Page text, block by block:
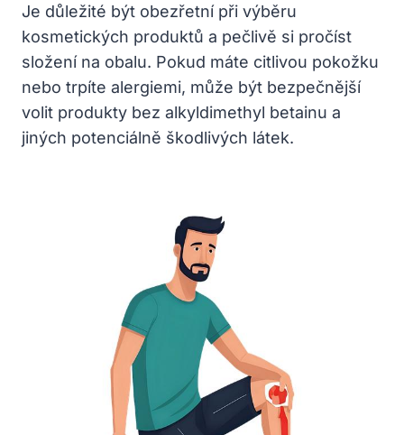
Je důležité být obezřetní při výběru
kosmetických produktů a pečlivě si pročíst
složení na obalu. Pokud máte citlivou pokožku
nebo trpíte alergiemi, může být bezpečnější
volit produkty bez alkyldimethyl betainu a
jiných potenciálně škodlivých látek.